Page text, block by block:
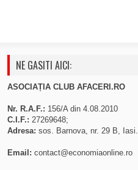
NE GASITI AICI:
ASOCIAȚIA CLUB AFACERI.RO
Nr. R.A.F.: 156/A din 4.08.2010
C.I.F.: 27269648;
Adresa: sos. Barnova, nr. 29 B, Iasi.
Email: contact@economiaonline.ro